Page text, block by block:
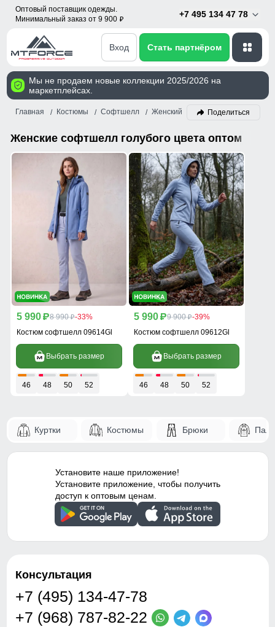
Оптовый поставщик одежды.
Минимальный заказ от 9 900 p
+7 495 134 47 78
Вход Стать партнёром
Мы не продаем новые коллекции 2025/2026 на
маркетплейсах.
Главная Костюмы Софтшелл Женский Голубой
Поделиться
Женские софтшелл голубого цвета оптом
5 990 p8 990 p-33%
Костюм софтшелл 09614Gl
Выбрать размер
46 48 50 52
5 990 p9 900 p-39%
Костюм софтшелл 09612Gl
Выбрать размер
46 48 50 52
Куртки Костюмы Брюки
Установите наше приложение!
Установите приложение, чтобы получить
доступ к оптовым ценам.
Консультация
+7 (495) 134-47-78
+7 (968) 787-82-22